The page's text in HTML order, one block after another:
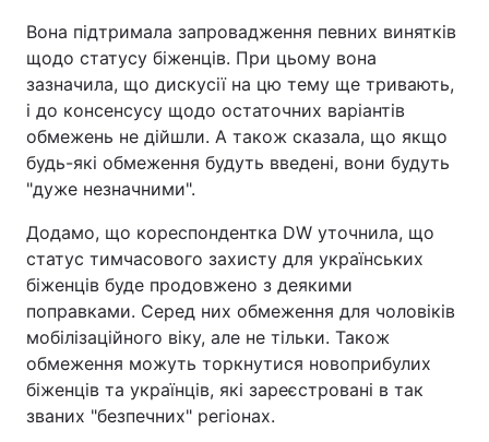
Вона підтримала запровадження певних винятків
щодо статусу біженців. При цьому вона
зазначила, що дискусії на цю тему ще тривають,
і до консенсусу щодо остаточних варіантів
обмежень не дійшли. А також сказала, що якщо
будь-які обмеження будуть введені, вони будуть
"дуже незначними".
Додамо, що кореспондентка DW уточнила, що
статус тимчасового захисту для українських
біженців буде продовжено з деякими
поправками. Серед них обмеження для чоловіків
мобілізаційного віку, але не тільки. Також
обмеження можуть торкнутися новоприбулих
біженців та українців, які зареєстровані в так
званих "безпечних" регіонах.